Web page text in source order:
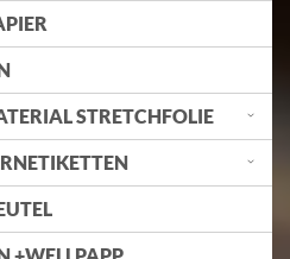
STRETCHFOLIE